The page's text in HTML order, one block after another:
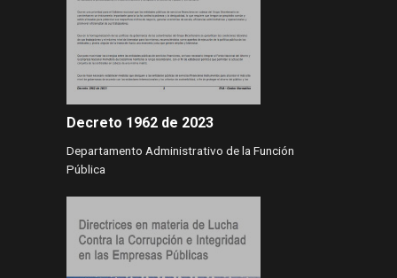
Decreto 1962 de 2023
Departamento Administrativo de la Función
Pública